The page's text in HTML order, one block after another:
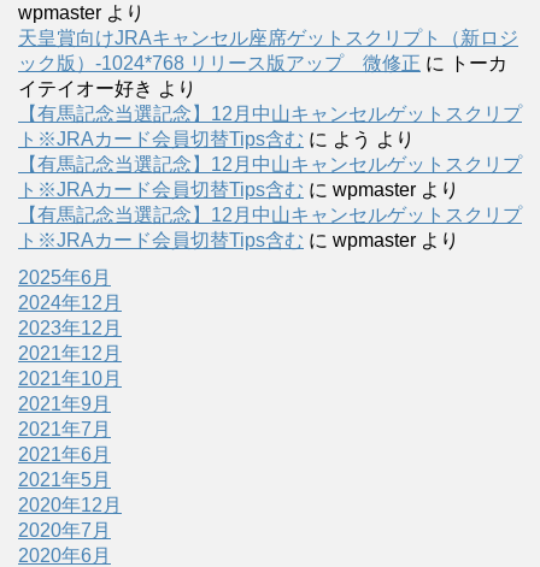
wpmaster より
天皇賞向けJRAキャンセル座席ゲットスクリプト（新ロジ
ック版）-1024*768 リリース版アップ 微修正 に
トーカ
イテイオー好き より
【有馬記念当選記念】12月中山キャンセルゲットスクリプ
ト※JRAカード会員切替Tips含む に よう より
【有馬記念当選記念】12月中山キャンセルゲットスクリプ
ト※JRAカード会員切替Tips含む に wpmaster より
【有馬記念当選記念】12月中山キャンセルゲットスクリプ
ト※JRAカード会員切替Tips含む に wpmaster より
2025年6月
2024年12月
2023年12月
2021年12月
2021年10月
2021年9月
2021年7月
2021年6月
2021年5月
2020年12月
2020年7月
2020年6月